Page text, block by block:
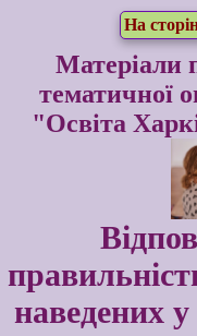
На
Матеріали
тематичної
"Освіта
наведених у